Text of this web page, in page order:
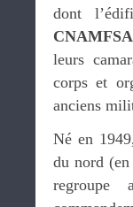
dont
CNAMFSA
leurs
corps et
anciens
Né en
du nord
regroupe